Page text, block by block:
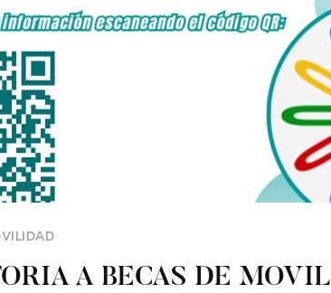
A BECAS DE